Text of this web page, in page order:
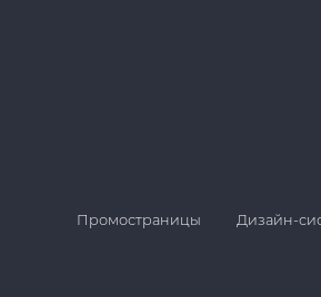
Промостраницы Дизайн-